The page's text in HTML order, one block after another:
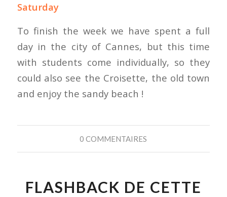
Saturday
To finish the week we have spent a full
day in the city of Cannes, but this time
with students come individually, so they
could also see the Croisette, the old town
and enjoy the sandy beach !
0 COMMENTAIRES
FLASHBACK DE CETTE